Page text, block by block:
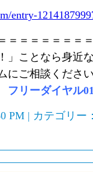
entry-
＝＝＝＝＝＝＝
」ことなら身近
にご相談くださ
リーダイヤル
PM | カテゴリー